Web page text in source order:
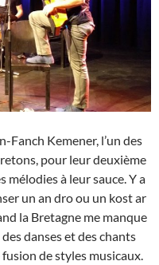
Fanch Kemener, l’un des
pour leur deuxième
à leur sauce. Y a
un an dro ou un kost ar
la Bretagne me manque
danses et des chants
fusion de styles musicaux.